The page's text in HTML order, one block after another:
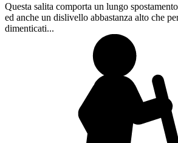
Questa salita comporta un lungo
ed anche un dislivello abbastanza alto che
dimenticati...